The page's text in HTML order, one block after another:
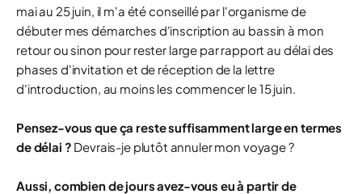
mai au 25 juin, il m'a été conseillé par l'organisme de
débuter mes démarches d'inscription au bassin à mon
retour ou sinon pour rester large par rapport au délai des
phases d'invitation et de réception de la lettre
d'introduction, au moins les commencer le 15 juin.
Pensez-vous que ça reste suffisamment large en termes
de délai ? Devrais-je plutôt annuler mon voyage ?
Aussi, combien de jours avez-vous eu à partir de